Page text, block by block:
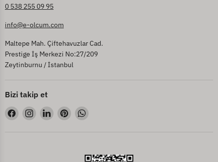
0 538 255 09 95
info@e-olcum.com
Maltepe Mah. Çiftehavuzlar Cad.
Prestige İş Merkezi No:27/209
Zeytinburnu / İstanbul
Bizi takip et
Bizi
Facebook&#39;de
bul
Bizi
Instagram&#39;de
bul
Bizi
LinkedIn&#39;de
bul
Bizi
Pinterest&#39;de
bul
Bizi
bul